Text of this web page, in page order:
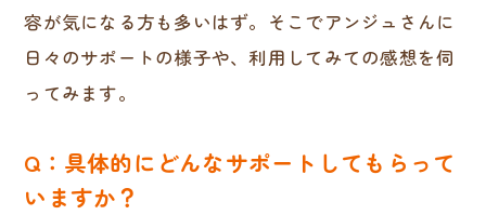
容が気になる方も多いはず。そこでアンジュさんに
日々のサポートの様子や、利用してみての感想を伺
ってみます。
Q：具体的にどんなサポートしてもらって
いますか？